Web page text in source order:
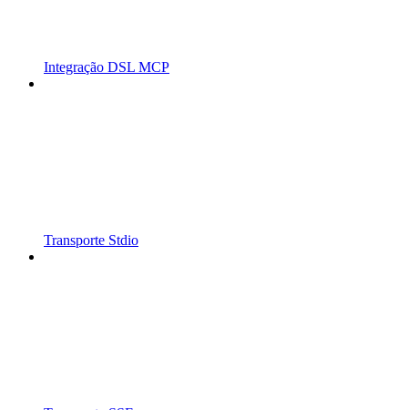
Integração DSL MCP
Transporte Stdio